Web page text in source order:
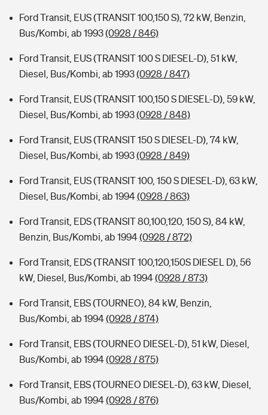
Ford Transit, EUS (TRANSIT 100,150 S), 72 kW, Benzin,
Bus/Kombi, ab 1993(0928 / 846)
Ford Transit, EUS (TRANSIT 100 S DIESEL-D), 51 kW,
Diesel, Bus/Kombi, ab 1993(0928 / 847)
Ford Transit, EUS (TRANSIT 100,150 S DIESEL-D), 59 kW,
Diesel, Bus/Kombi, ab 1993(0928 / 848)
Ford Transit, EUS (TRANSIT 150 S DIESEL-D), 74 kW,
Diesel, Bus/Kombi, ab 1993(0928 / 849)
Ford Transit, EUS (TRANSIT 100, 150 S DIESEL-D), 63 kW,
Diesel, Bus/Kombi, ab 1994(0928 / 863)
Ford Transit, EDS (TRANSIT 80,100,120, 150 S), 84 kW,
Benzin, Bus/Kombi, ab 1994(0928 / 872)
Ford Transit, EDS (TRANSIT 100,120,150S DIESEL D), 56
kW, Diesel, Bus/Kombi, ab 1994(0928 / 873)
Ford Transit, EBS (TOURNEO), 84 kW, Benzin,
Bus/Kombi, ab 1994(0928 / 874)
Ford Transit, EBS (TOURNEO DIESEL-D), 51 kW, Diesel,
Bus/Kombi, ab 1994(0928 / 875)
Ford Transit, EBS (TOURNEO DIESEL-D), 63 kW, Diesel,
Bus/Kombi, ab 1994(0928 / 876)